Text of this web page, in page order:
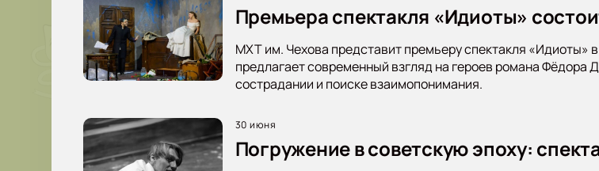
Премьера спектакля «Идиоты»
МХТ им. Чехова представит премьеру спектакля «Идиоты»
предлагает современный взгляд на героев романа Фёдора
сострадании и поиске взаимопонимания.
30 июня
Погружение в советскую эпоху: